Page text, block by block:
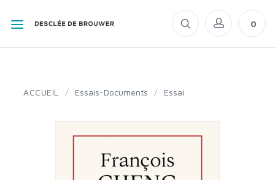
0
ACCUEIL / Essais-Documents / Essai